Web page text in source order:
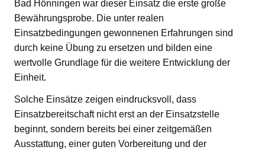
Bad Hönningen war dieser Einsatz die erste große
Bewährungsprobe. Die unter realen
Einsatzbedingungen gewonnenen Erfahrungen sind
durch keine Übung zu ersetzen und bilden eine
wertvolle Grundlage für die weitere Entwicklung der
Einheit.
Solche Einsätze zeigen eindrucksvoll, dass
Einsatzbereitschaft nicht erst an der Einsatzstelle
beginnt, sondern bereits bei einer zeitgemäßen
Ausstattung, einer guten Vorbereitung und der